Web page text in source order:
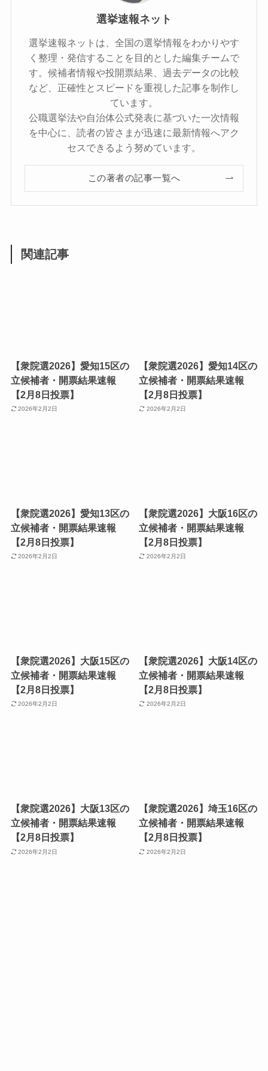
選挙速報ネット
選挙速報ネットは、全国の選挙情報をわかりやす
く整理・発信することを目的とした編集チームで
す。候補者情報や投開票結果、過去データの比較
など、正確性とスピードを重視した記事を制作し
ています。
公職選挙法や自治体公式発表に基づいた一次情報
を中心に、読者の皆さまが迅速に最新情報へアク
セスできるよう努めています。
この著者の記事一覧へ
関連記事
【衆院選2026】愛知15区の
立候補者・開票結果速報
【2月8日投票】
2026年2月2日
【衆院選2026】愛知14区の
立候補者・開票結果速報
【2月8日投票】
2026年2月2日
【衆院選2026】愛知13区の
立候補者・開票結果速報
【2月8日投票】
2026年2月2日
【衆院選2026】大阪16区の
立候補者・開票結果速報
【2月8日投票】
2026年2月2日
【衆院選2026】大阪15区の
立候補者・開票結果速報
【2月8日投票】
2026年2月2日
【衆院選2026】大阪14区の
立候補者・開票結果速報
【2月8日投票】
2026年2月2日
【衆院選2026】大阪13区の
立候補者・開票結果速報
【2月8日投票】
2026年2月2日
【衆院選2026】埼玉16区の
立候補者・開票結果速報
【2月8日投票】
2026年2月2日